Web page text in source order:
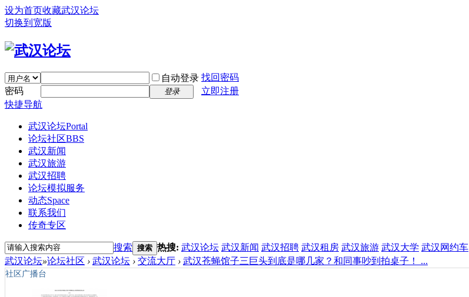
设为首页收藏武汉论坛
切换到宽版
自动登录 找回密码
密码
登录
立即注册
快捷导航
武汉论坛Portal
论坛社区BBS
武汉新闻
武汉旅游
武汉招聘
论坛模拟服务
动态Space
联系我们
传奇专区
搜索 搜索 热搜: 武汉论坛 武汉新闻 武汉招聘 武汉租房 武汉旅游 武汉大学 武汉网约车
武汉论坛»论坛社区 › 武汉论坛 › 交流大厅 › 武汉苍蝇馆子三巨头到底是哪几家？和同事吵到拍桌子！ ...
社区广播台